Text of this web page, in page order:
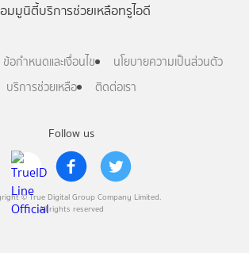
Follow us
© True Digital Group Company Limited.
All rights reserved
มมูนิตี้บริการช่วยเหลือทรูไอดี
ข้อกำหนดและเงื่อนไข
นโยบายความเป็นส่วนตัว
บริการช่วยเหลือ
ติดต่อเรา